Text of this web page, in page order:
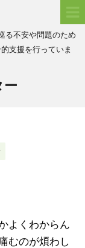
る不安や問題のため
支援を行っていま
ー
よくわからん
むのが煩わし